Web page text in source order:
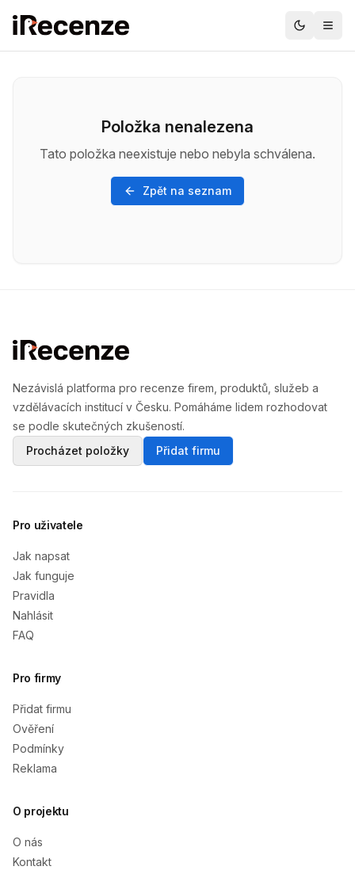
Položka nenalezena
Tato položka neexistuje nebo nebyla schválena.
Zpět na seznam
Nezávislá platforma pro recenze firem, produktů, služeb a
vzdělávacích institucí v Česku. Pomáháme lidem rozhodovat
se podle skutečných zkušeností.
Procházet položky
Přidat firmu
Pro uživatele
Jak napsat
Jak funguje
Pravidla
Nahlásit
FAQ
Pro firmy
Přidat firmu
Ověření
Podmínky
Reklama
O projektu
O nás
Kontakt